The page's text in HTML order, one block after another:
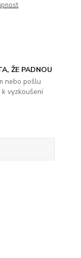
ŽE PADNOU
nebo pošlu
vyzkoušení